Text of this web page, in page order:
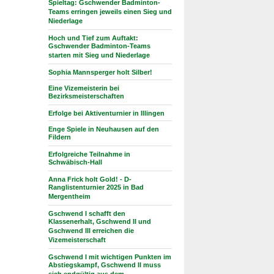
Spieltag: Gschwender Badminton-
Teams erringen jeweils einen Sieg und
Niederlage
Hoch und Tief zum Auftakt:
Gschwender Badminton-Teams
starten mit Sieg und Niederlage
Sophia Mannsperger holt Silber!
Eine Vizemeisterin bei
Bezirksmeisterschaften
Erfolge bei Aktiventurnier in Illingen
Enge Spiele in Neuhausen auf den
Fildern
Erfolgreiche Teilnahme in
Schwäbisch-Hall
Anna Frick holt Gold! - D-
Ranglistenturnier 2025 in Bad
Mergentheim
Gschwend I schafft den
Klassenerhalt, Gschwend II und
Gschwend III erreichen die
Vizemeisterschaft
Gschwend I mit wichtigen Punkten im
Abstiegskampf, Gschwend II muss